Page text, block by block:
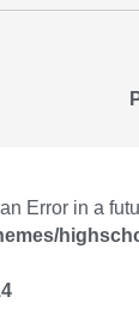
Error in a